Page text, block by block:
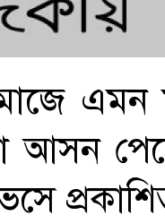
এমন
আসন